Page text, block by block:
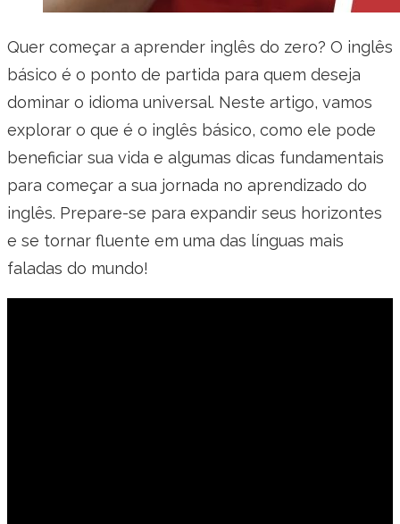
Quer começar a aprender inglês do zero? O inglês
básico é o ponto de partida para quem deseja
dominar o idioma universal. Neste artigo, vamos
explorar o que é o inglês básico, como ele pode
beneficiar sua vida e algumas dicas fundamentais
para começar a sua jornada no aprendizado do
inglês. Prepare-se para expandir seus horizontes
e se tornar fluente em uma das línguas mais
faladas do mundo!